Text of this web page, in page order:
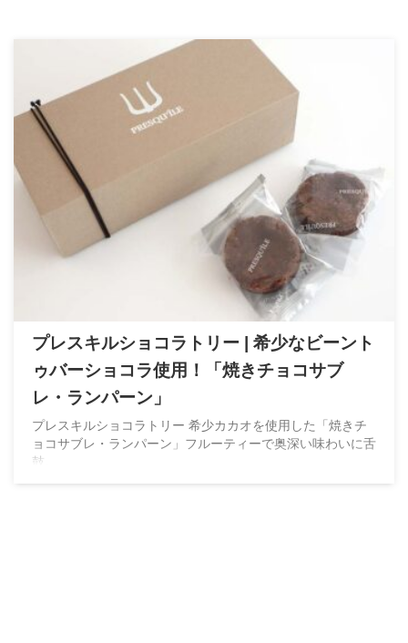
プレスキルショコラトリー | 希少なビーント
ゥバーショコラ使用！「焼きチョコサブ
レ・ランパーン」
プレスキルショコラトリー 希少カカオを使用した「焼きチ
ョコサブレ・ランパーン」フルーティーで奥深い味わいに舌
鼓。